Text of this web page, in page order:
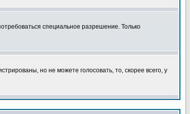
специальное разрешение. Только
но не можете голосовать, то, скорее всего, у